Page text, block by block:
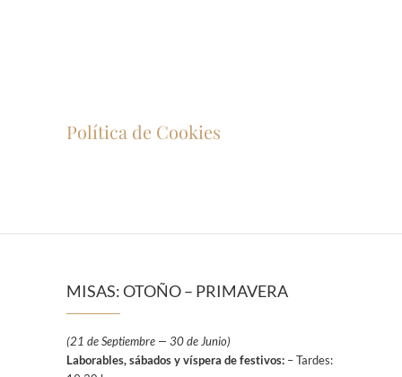
Política de Cookies
MISAS: OTOÑO – PRIMAVERA
(21 de Septiembre — 30 de Junio)
Laborables, sábados y víspera de festivos: – Tardes: